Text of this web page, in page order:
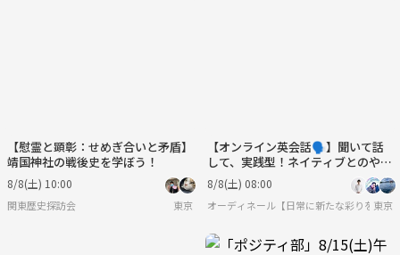
【慰霊と顕彰：せめぎ合いと矛盾】
靖国神社の戦後史を学ぼう！
8/8(土) 10:00
関東歴史探訪会 東京
【オンライン英会話🗣️】聞いて話
して、実践型！ネイティブとのやり
とりで学ぶ英会話🌿
8/8(土) 08:00
オーディネール【日常に新たな彩りを/20
東京